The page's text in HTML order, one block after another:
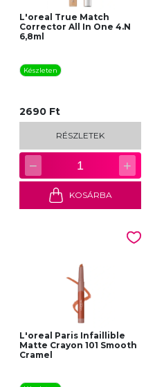
L'oreal True Match
Corrector All In One 4.N
6,8ml
Készleten
2690 Ft
RÉSZLETEK
− 1 +
KOSÁRBA
L'oreal Paris Infaillible
Matte Crayon 101 Smooth
Cramel